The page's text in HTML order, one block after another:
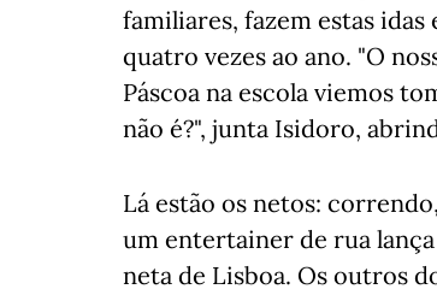
familiares, fazem estas
quatro vezes ao ano. "O
Páscoa na escola viemos
não é?", junta Isidoro,
Lá estão os netos:
um entertainer de rua lança
neta de Lisboa. Os outros